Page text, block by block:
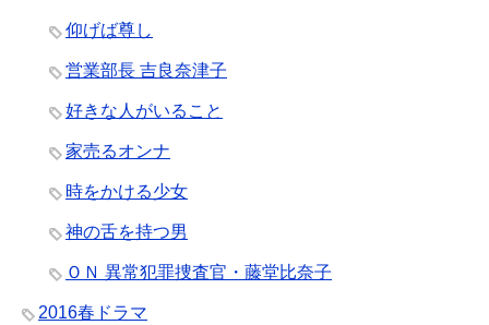
仰げば尊し
営業部長 吉良奈津子
好きな人がいること
家売るオンナ
時をかける少女
神の舌を持つ男
ＯＮ 異常犯罪捜査官・藤堂比奈子
2016春ドラマ